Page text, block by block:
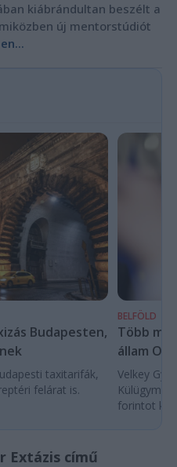
kiábrándultan beszélt a
új mentorstúdiót
Budapesten,
taxitarifák,
felárat is.
BELFÖLD
Több
állam
Velkey
forintot
Extázis című